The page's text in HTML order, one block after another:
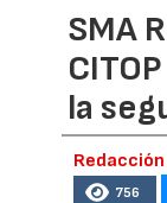
SMA
la
756